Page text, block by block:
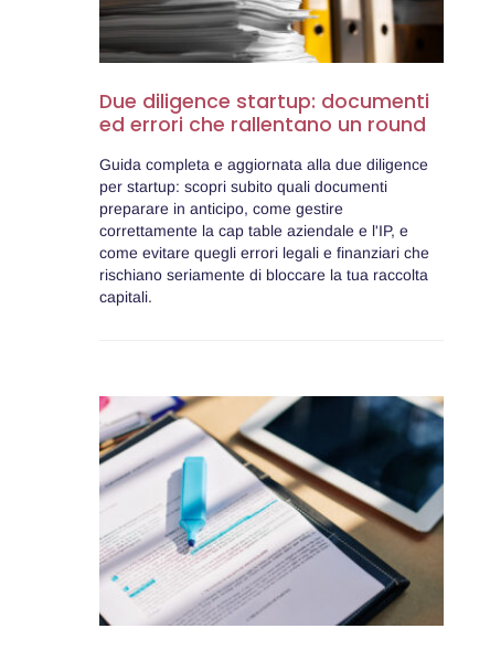
Due diligence startup: documenti
ed errori che rallentano un round
Guida completa e aggiornata alla due diligence
per startup: scopri subito quali documenti
preparare in anticipo, come gestire
correttamente la cap table aziendale e l'IP, e
come evitare quegli errori legali e finanziari che
rischiano seriamente di bloccare la tua raccolta
capitali.